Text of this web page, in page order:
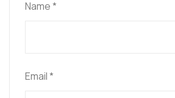
Name*
Email*